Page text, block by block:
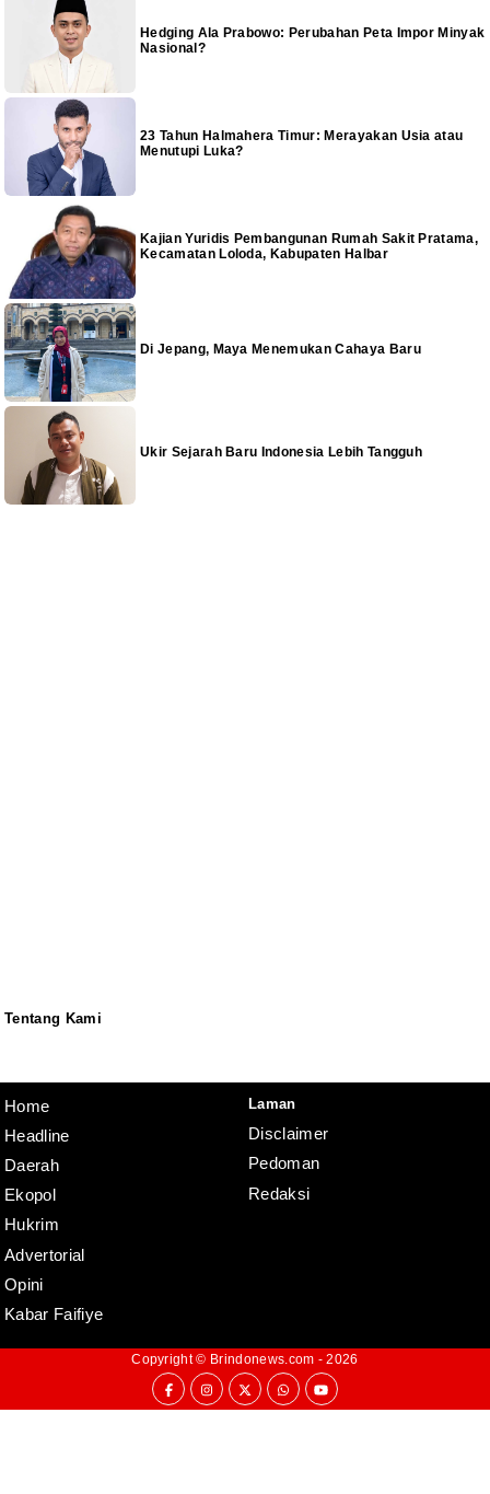
Hedging Ala Prabowo: Perubahan Peta Impor Minyak
Nasional?
23 Tahun Halmahera Timur: Merayakan Usia atau
Menutupi Luka?
Kajian Yuridis Pembangunan Rumah Sakit Pratama,
Kecamatan Loloda, Kabupaten Halbar
Di Jepang, Maya Menemukan Cahaya Baru
Ukir Sejarah Baru Indonesia Lebih Tangguh
Tentang Kami
Home
Headline
Daerah
Ekopol
Hukrim
Advertorial
Opini
Kabar Faifiye
Laman
Disclaimer
Pedoman
Redaksi
Copyright © Brindonews.com - 2026